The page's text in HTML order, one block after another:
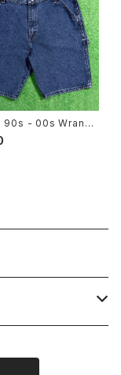
90s - 00s Wrangl
インター ハーフパ
代 ラングラー ハー